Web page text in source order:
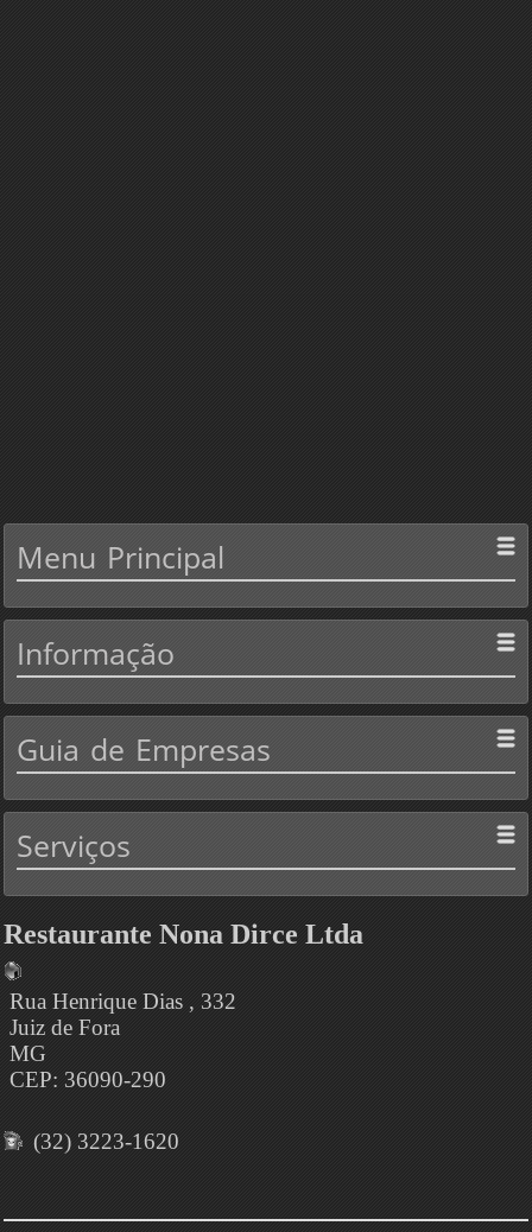
Menu Principal
Informação
Guia de Empresas
Serviços
Restaurante Nona Dirce Ltda
Rua Henrique Dias , 332
Juiz de Fora
MG
CEP: 36090-290
(32) 3223-1620